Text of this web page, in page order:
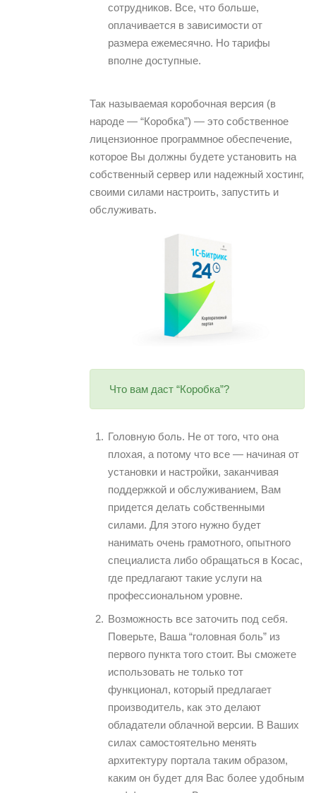
сотрудников. Все, что больше,
оплачивается в зависимости от
размера ежемесячно. Но тарифы
вполне доступные.
Так называемая коробочная версия (в
народе — “Коробка”) — это собственное
лицензионное программное обеспечение,
которое Вы должны будете установить на
собственный сервер или надежный хостинг,
своими силами настроить, запустить и
обслуживать.
Что вам даст “Коробка”?
Головную боль. Не от того, что она
плохая, а потому что все — начиная от
установки и настройки, заканчивая
поддержкой и обслуживанием, Вам
придется делать собственными
силами. Для этого нужно будет
нанимать очень грамотного, опытного
специалиста либо обращаться в Косас,
где предлагают такие услуги на
профессиональном уровне.
Возможность все заточить под себя.
Поверьте, Ваша “головная боль” из
первого пункта того стоит. Вы сможете
использовать не только тот
функционал, который предлагает
производитель, как это делают
обладатели облачной версии. В Ваших
силах самостоятельно менять
архитектуру портала таким образом,
каким он будет для Вас более удобным